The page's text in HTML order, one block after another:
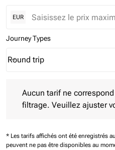
EUR
Journey Types
Journey Types option Round
Round trip
keyboard_arrow_down
Aucun tarif ne
filtrage. Veuillez ajuster
* Les tarifs affichés ont été enregistrés
peuvent ne pas être disponibles au